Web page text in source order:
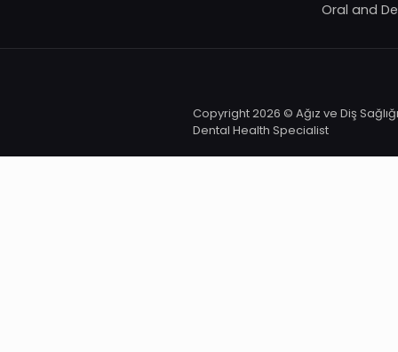
Oral and
Copyright 2026 © Ağız ve Diş
Dental Health Specialist